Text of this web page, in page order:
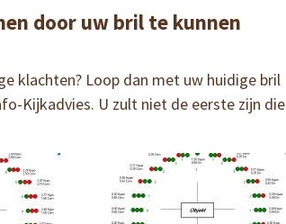
door uw bril te kunnen
klachten? Loop dan met uw huidige bril
Kijkadvies. U zult niet de eerste zijn die